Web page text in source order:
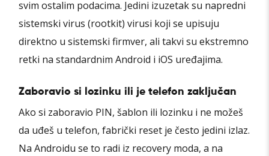
svim ostalim podacima. Jedini izuzetak su napredni
sistemski virus (rootkit) virusi koji se upisuju
direktno u sistemski firmver, ali takvi su ekstremno
retki na standardnim Android i iOS uređajima.
Zaboravio si lozinku ili je telefon zaključan
Ako si zaboravio PIN, šablon ili lozinku i ne možeš
da uđeš u telefon, fabrički reset je često jedini izlaz.
Na Androidu se to radi iz recovery moda, a na